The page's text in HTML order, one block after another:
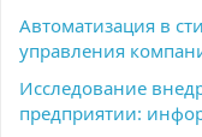
Автоматизация в
управления
Исследование
предприятии: